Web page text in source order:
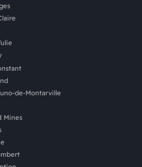
de-Montarville
Mines